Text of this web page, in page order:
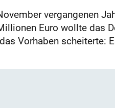
vergangenen
Euro wollte das
Vorhaben scheiterte: